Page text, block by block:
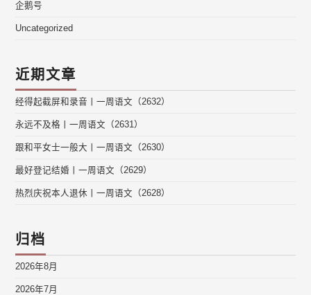
企鹅号
Uncategorized
近期文章
经得起截屏和录音丨一周语文（2632）
永远不及格丨一周语文（2631）
跟和平女士一般大丨一周语文（2630）
最好登记结婚丨一周语文（2629）
热烈庆祝本人退休丨一周语文（2628）
归档
2026年8月
2026年7月